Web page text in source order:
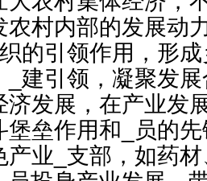
农村内部的发展动
的引领作用，形
_建引领，凝聚发
济发展，在产业发
堡垒作用和_员的
产业_支部，如药